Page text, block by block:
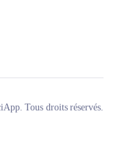
Tous droits réservés.